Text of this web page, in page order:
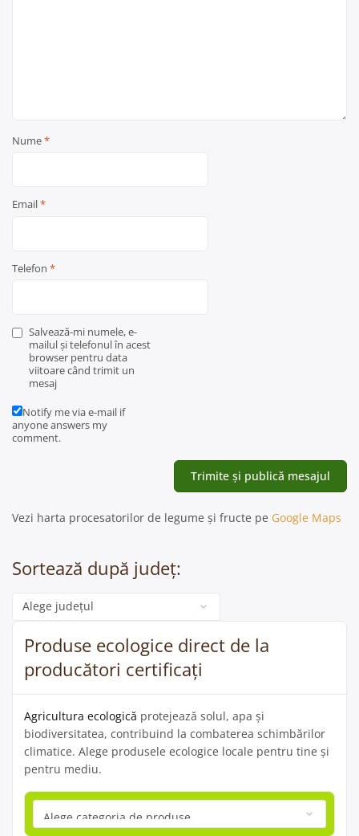
Nume*
Email*
Telefon *
Salvează-mi numele, e-
mailul și telefonul în acest
browser pentru data
viitoare când trimit un
mesaj
Notify me via e-mail if
anyone answers my
comment.
Vezi harta procesatorilor de legume și fructe pe Google Maps
Sortează după județ:
Categorie
Produse ecologice direct de la
producători certificați
Agricultura ecologică protejează solul, apa și
biodiversitatea, contribuind la combaterea schimbărilor
climatice. Alege produsele ecologice locale pentru tine și
pentru mediu.